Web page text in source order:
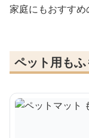
家庭にもおすすめ
ペット用も